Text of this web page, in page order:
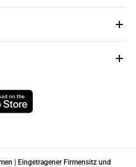
| Eingetragener Firmensitz und